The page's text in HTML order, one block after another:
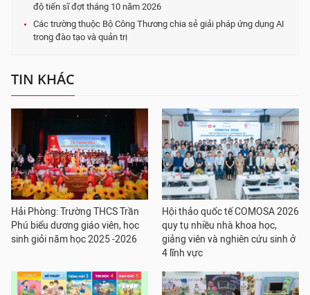
độ tiến sĩ đợt tháng 10 năm 2026
Các trường thuộc Bộ Công Thương chia sẻ giải pháp ứng dụng AI
trong đào tạo và quản trị
TIN KHÁC
Hải Phòng: Trường THCS Trần
Phú biểu dương giáo viên, học
sinh giỏi năm học 2025 -2026
Hội thảo quốc tế COMOSA 2026
quy tụ nhiều nhà khoa học,
giảng viên và nghiên cứu sinh ở
4 lĩnh vực